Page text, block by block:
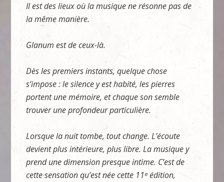
Il est des lieux où la musique ne résonne pas de
la même manière.
Glanum est de ceux-là.
Dès les premiers instants, quelque chose
s’impose : le silence y est habité, les pierres
portent une mémoire, et chaque son semble
trouver une profondeur particulière.
Lorsque la nuit tombe, tout change. L’écoute
devient plus intérieure, plus libre. La musique y
prend une dimension presque intime. C’est de
cette sensation qu’est née cette 11ᵉédition,